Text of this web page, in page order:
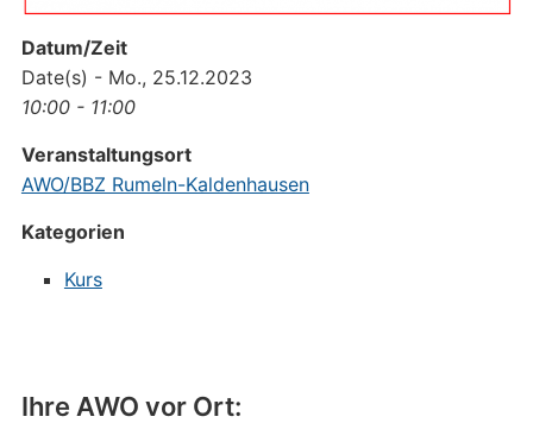
Ihre AWO vor Ort:
Datum/Zeit
Date(s) - Mo., 25.12.2023
10:00 - 11:00
Veranstaltungsort
AWO/BBZ Rumeln-Kaldenhausen
Kategorien
Kurs